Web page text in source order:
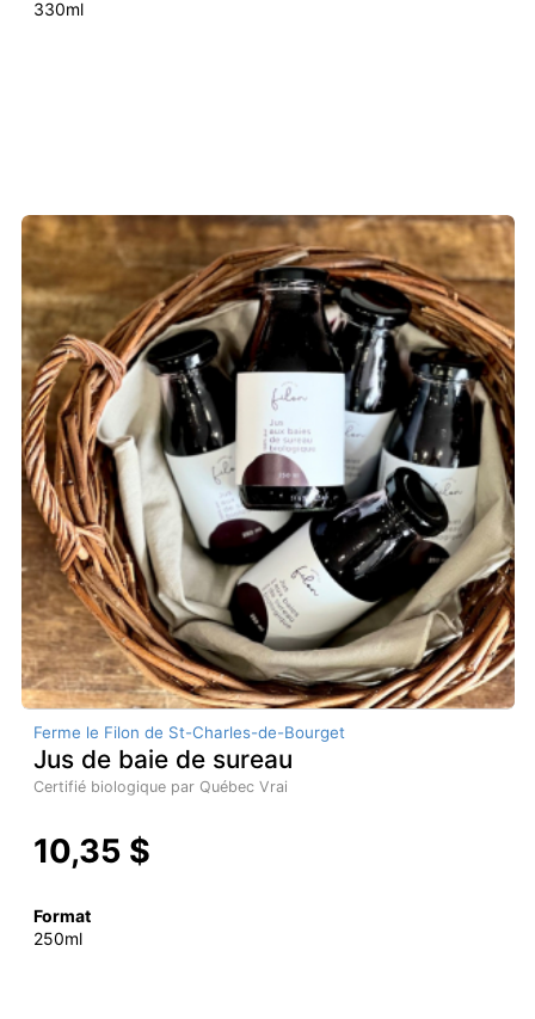
330ml
Ferme le Filon de St-Charles-de-Bourget
Jus de baie de sureau
Certifié biologique par Québec Vrai
10,35 $
Format
250ml